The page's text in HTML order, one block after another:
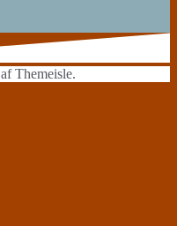
af Themeisle.